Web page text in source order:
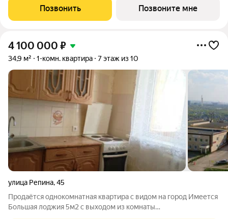
тех, кто ценит комфорт и функциональность: продуманная
Позвонить Позвоните мне
4 100 000 ₽
34,9 м² 1-комн. квартира 7 этаж из 10
улица Репина,45
Продаётся однокомнатная квартира с видом на город Имеется
Большая лоджия 5м2 с выходом из комнаты